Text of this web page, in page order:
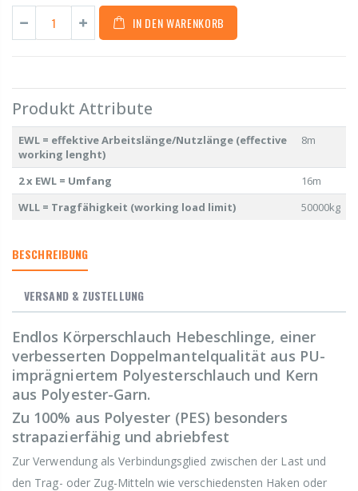
IN DEN WARENKORB
Produkt Attribute
EWL = effektive Arbeitslänge/Nutzlänge (effective
working lenght)
8m
2 x EWL = Umfang
16m
WLL = Tragfähigkeit (working load limit)
50000kg
BESCHREIBUNG
VERSAND & ZUSTELLUNG
Endlos Körperschlauch Hebeschlinge, einer
verbesserten Doppelmantelqualität aus PU-
imprägniertem Polyesterschlauch und Kern
aus Polyester-Garn.
Zu 100% aus Polyester (PES) besonders
strapazierfähig und abriebfest
Zur Verwendung als Verbindungsglied zwischen der Last und
den Trag- oder Zug-Mitteln wie verschiedensten Haken oder